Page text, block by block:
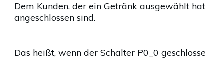
Dem Kunden, der ein Getränk ausgewählt
angeschlossen sind.
Das heißt, wenn der Schalter P0_0